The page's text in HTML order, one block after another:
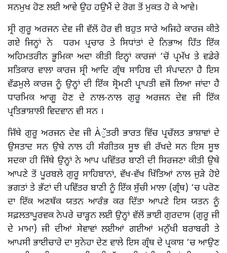
ਸਨਮੁਖ ਹੋਣ ਲਈ ਆਵੇ ਉਹ ਹਉਮੈਂ ਦੇ ਰੋਗ ਤੋਂ ਮੁਕਤ ਹੋ ਕੇ ਆਵੇ।
ਸ੍ਰੀ ਗੁਰੂ ਅਰਜਨ ਦੇਵ ਜੀ ਵੱਲੋਂ ਹੋਰ ਵੀ ਬਹੁਤ ਸਾਰੇ ਅਜਿਹੇ ਕਾਰਜ ਕੀਤੇ
ਗਏ ਜਿਨ੍ਹਾਂ ਨੇ ਧਰਮ ਪ੍ਰਚਾਰ ਤੇ ਸਿਧਾਂਤਾਂ ਦੇ ਨਿਭਾਅ ਹਿੱਤ ਇੱਕ
ਅਹਿਮਤਰੀਨ ਭੂਮਿਕਾ ਅਦਾ ਕੀਤੀ ਇਨ੍ਹਾਂ ਕਾਰਜਾਂ ‘ਚੋਂ ਪ੍ਰਮੱਖ ਤੇ ਵਡੇਰੇ
ਸਤਿਕਾਰ ਵਾਲਾ ਕਾਰਜ ਸ੍ਰੀ ਆਦਿ ਗ੍ਰੰਥ ਸਾਹਿਬ ਦੀ ਸੰਪਾਦਨਾ ਹੈ ਇਸ
ਵੱਡਮੁਲੇ ਕਾਰਜ ਨੂੰ ਉਨ੍ਹਾਂ ਦੀ ਇੱਕ ਸ੍ਰੋਮਣੀ ਪ੍ਰਾਪਤੀ ਵਜੋਂ ਲਿਆ ਜਾਂਦਾ ਹੈ
ਧਾਰਮਿਕ ਆਗੂ ਹੋਣ ਦੇ ਨਾਲ-ਨਾਲ ਗੁਰੂ ਅਰਜਨ ਦੇਵ ਜੀ ਇੱਕ
ਪ੍ਰਤਿਭਾਸ਼ਾਲੀ ਵਿਦਵਾਨ ਵੀ ਸਨ ।
ਜਿੱਥੇ ਗੁਰੂ ਅਰਜਨ ਦੇਵ ਜੀ Àੁੱਤਰੀ ਭਾਰਤ ਵਿੱਚ ਪ੍ਰਚੱਲਤ ਭਾਸ਼ਾਵਾਂ ਦੇ
ਉਸਤਾਦ ਸਨ ਉਥੇ ਨਾਲ ਹੀ ਸੰਗੀਤਕ ਸੂਝ ਵੀ ਰੱਖਦੇ ਸਨ ਇਸ ਸੂਝ
ਸਦਕਾ ਹੀ ਜਿੱਥੇ ਉਨ੍ਹਾਂ ਨੇ ਆਪ ਪਵਿੱਤਰ ਬਾਣੀ ਦੀ ਸਿਰਜਣਾ ਕੀਤੀ ਉਥੇ
ਆਪਣੇ ਤੋਂ ਪੂਰਬਲੇ ਗੁਰੂ ਸਾਹਿਬਾਨਾਂ, ਵੱਖ-ਵੱਖ ਖਿੱਤਿਆਂ ਨਾਲ ਜੁੜੇ ਹੋਏ
ਭਗਤਾਂ ਤੇ ਭੱਟਾਂ ਦੀ ਪਵਿੱਤਰ ਬਾਣੀ ਨੂੰ ਇੱਕ ਸੁੱਚੀ ਮਾਲਾ (ਗ੍ਰੰਥ) ‘ਚ ਪਰੋਣ
ਦਾ ਇੱਕ ਅਣਥੱਕ ਯਤਨ ਆਰੰਭ ਕਰ ਦਿੱਤਾ ਆਪਣੇ ਇਸ ਯਤਨ ਨੂੰ
ਸਫ਼ਲਤਾਪੂਰਵਕ ਨੇਪਰੇ ਚਾੜ੍ਹਨ ਲਈ ਉਨ੍ਹਾਂ ਵੱਲੋਂ ਭਾਈ ਗੁਰਦਾਸ (ਗੁਰੂ ਜੀ
ਦੇ ਮਾਮਾ) ਜੀ ਦੀਆਂ ਸੇਵਾਵਾਂ ਲਈਆਂ ਗਈਆਂ ਮਨੁੱਖੀ ਬਰਾਬਰੀ ਤੇ
ਆਪਸੀ ਭਾਈਚਾਰੇ ਦਾ ਸੁਨੇਹਾ ਦੇਣ ਵਾਲੇ ਇਸ ਗ੍ਰੰਥ ਦੇ ਪ੍ਰਕਾਸ਼ ‘ਚ ਆਉਣ